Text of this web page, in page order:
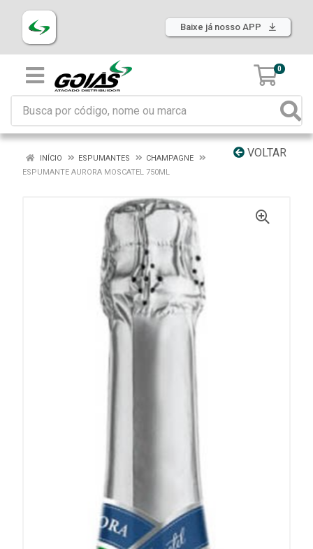
Baixe já nosso APP
0
VOLTAR
INÍCIO ESPUMANTES
CHAMPAGNE
ESPUMANTE AURORA MOSCATEL 750ML